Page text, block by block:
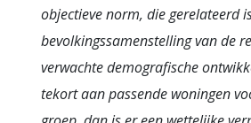
objectieve norm, die gerelateerd
bevolkingssamenstelling van de
verwachte demografische
tekort aan passende woningen